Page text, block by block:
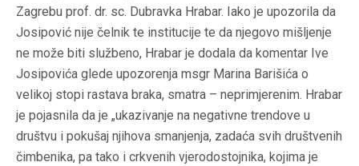
Zagrebu prof. dr. sc. Dubravka Hrabar. Iako je upozorila da
Josipović nije čelnik te institucije te da njegovo mišljenje
ne može biti službeno, Hrabar je dodala da komentar Ive
Josipovića glede upozorenja msgr Marina Barišića o
velikoj stopi rastava braka, smatra – neprimjerenim. Hrabar
je pojasnila da je „ukazivanje na negativne trendove u
društvu i pokušaj njihova smanjenja, zadaća svih društvenih
čimbenika, pa tako i crkvenih vjerodostojnika, kojima je